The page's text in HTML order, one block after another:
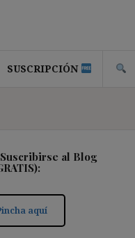
SUSCRIPCIÓN
al Blog
aquí